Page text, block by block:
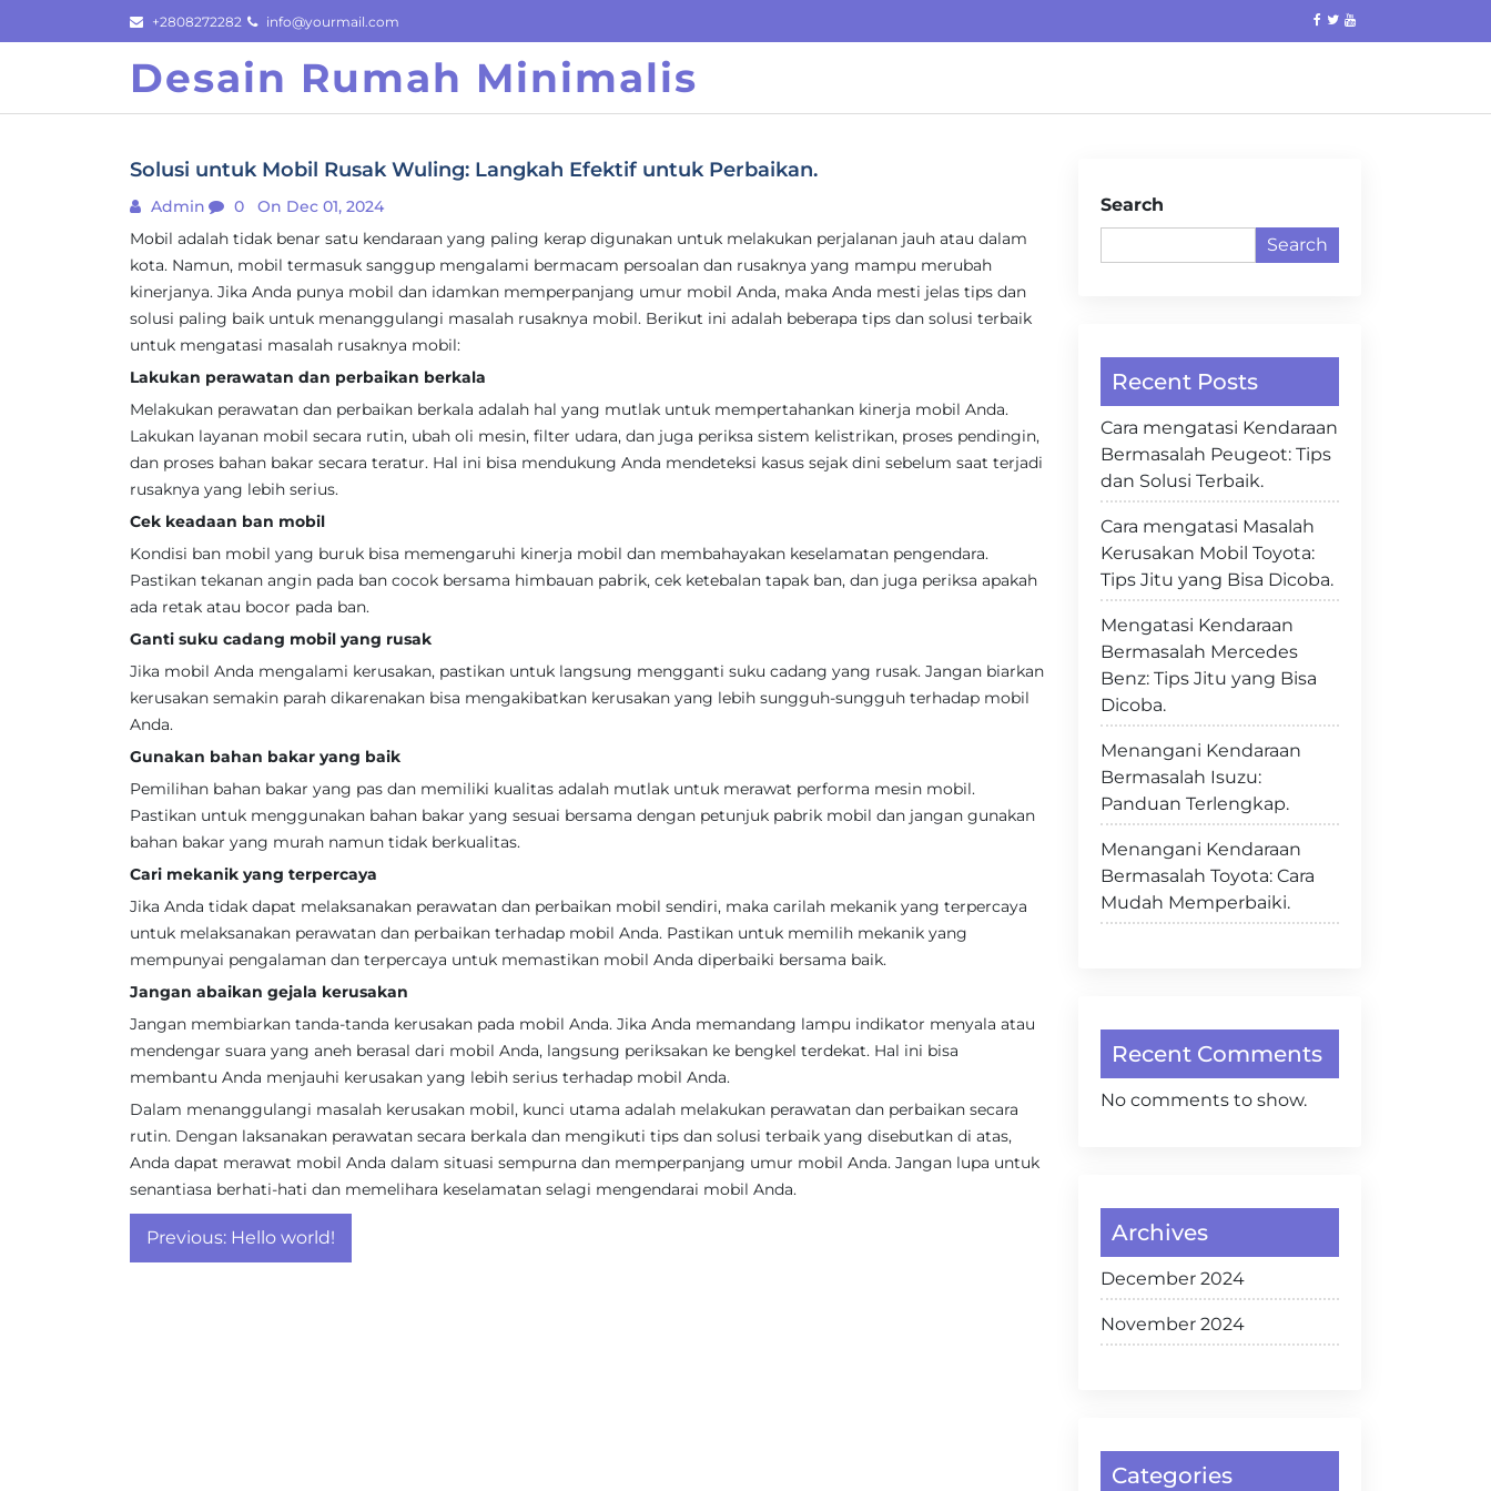
to
+2808272282 info@yourmail.com
Desain Rumah Minimalis
Solusi untuk Mobil Rusak Wuling: Langkah Efektif untuk Perbaikan.
Admin 0
On Dec 01, 2024
Mobil adalah tidak benar satu kendaraan yang paling kerap digunakan untuk melakukan perjalanan jauh atau dalam
kota. Namun, mobil termasuk sanggup mengalami bermacam persoalan dan rusaknya yang mampu merubah
kinerjanya. Jika Anda punya mobil dan idamkan memperpanjang umur mobil Anda, maka Anda mesti jelas tips dan
solusi paling baik untuk menanggulangi masalah rusaknya mobil. Berikut ini adalah beberapa tips dan solusi terbaik
untuk mengatasi masalah rusaknya mobil:
Lakukan perawatan dan perbaikan berkala
Melakukan perawatan dan perbaikan berkala adalah hal yang mutlak untuk mempertahankan kinerja mobil Anda.
Lakukan layanan mobil secara rutin, ubah oli mesin, filter udara, dan juga periksa sistem kelistrikan, proses pendingin,
dan proses bahan bakar secara teratur. Hal ini bisa mendukung Anda mendeteksi kasus sejak dini sebelum saat terjadi
rusaknya yang lebih serius.
Cek keadaan ban mobil
Kondisi ban mobil yang buruk bisa memengaruhi kinerja mobil dan membahayakan keselamatan pengendara.
Pastikan tekanan angin pada ban cocok bersama himbauan pabrik, cek ketebalan tapak ban, dan juga periksa apakah
ada retak atau bocor pada ban.
Ganti suku cadang mobil yang rusak
Jika mobil Anda mengalami kerusakan, pastikan untuk langsung mengganti suku cadang yang rusak. Jangan biarkan
kerusakan semakin parah dikarenakan bisa mengakibatkan kerusakan yang lebih sungguh-sungguh terhadap mobil
Anda.
Gunakan bahan bakar yang baik
Pemilihan bahan bakar yang pas dan memiliki kualitas adalah mutlak untuk merawat performa mesin mobil.
Pastikan untuk menggunakan bahan bakar yang sesuai bersama dengan petunjuk pabrik mobil dan jangan gunakan
bahan bakar yang murah namun tidak berkualitas.
Cari mekanik yang terpercaya
Jika Anda tidak dapat melaksanakan perawatan dan perbaikan mobil sendiri, maka carilah mekanik yang terpercaya
untuk melaksanakan perawatan dan perbaikan terhadap mobil Anda. Pastikan untuk memilih mekanik yang
mempunyai pengalaman dan terpercaya untuk memastikan mobil Anda diperbaiki bersama baik.
Jangan abaikan gejala kerusakan
Jangan membiarkan tanda-tanda kerusakan pada mobil Anda. Jika Anda memandang lampu indikator menyala atau
mendengar suara yang aneh berasal dari mobil Anda, langsung periksakan ke bengkel terdekat. Hal ini bisa
membantu Anda menjauhi kerusakan yang lebih serius terhadap mobil Anda.
Dalam menanggulangi masalah kerusakan mobil, kunci utama adalah melakukan perawatan dan perbaikan secara
rutin. Dengan laksanakan perawatan secara berkala dan mengikuti tips dan solusi terbaik yang disebutkan di atas,
Anda dapat merawat mobil Anda dalam situasi sempurna dan memperpanjang umur mobil Anda. Jangan lupa untuk
senantiasa berhati-hati dan memelihara keselamatan selagi mengendarai mobil Anda.
Post
navigation
Previous: Hello world!
Search
Search
Recent Posts
Cara mengatasi Kendaraan
Bermasalah Peugeot: Tips
dan Solusi Terbaik.
Cara mengatasi Masalah
Kerusakan Mobil Toyota:
Tips Jitu yang Bisa Dicoba.
Mengatasi Kendaraan
Bermasalah Mercedes
Benz: Tips Jitu yang Bisa
Dicoba.
Menangani Kendaraan
Bermasalah Isuzu:
Panduan Terlengkap.
Menangani Kendaraan
Bermasalah Toyota: Cara
Mudah Memperbaiki.
Recent Comments
No comments to show.
Archives
December 2024
November 2024
Categories